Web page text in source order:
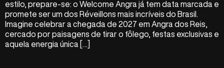
estilo, prepare-se: o Welcome Angra já tem data marcada e
promete ser um dos Réveillons mais incríveis do Brasil.
Imagine celebrar a chegada de 2027 em Angra dos Reis,
cercado por paisagens de tirar o fôlego, festas exclusivas e
aquela energia única […]